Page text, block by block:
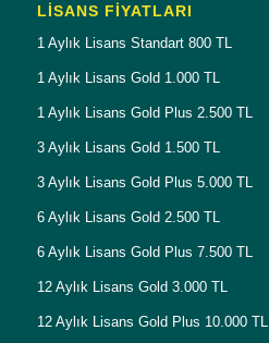
LISANS FIYATLARI
1 Aylık Lisans Standart 800 TL
1 Aylık Lisans Gold 1.000 TL
1 Aylık Lisans Gold Plus 2.500 TL
3 Aylık Lisans Gold 1.500 TL
3 Aylık Lisans Gold Plus 5.000 TL
6 Aylık Lisans Gold 2.500 TL
6 Aylık Lisans Gold Plus 7.500 TL
12 Aylık Lisans Gold 3.000 TL
12 Aylık Lisans Gold Plus 10.000 TL